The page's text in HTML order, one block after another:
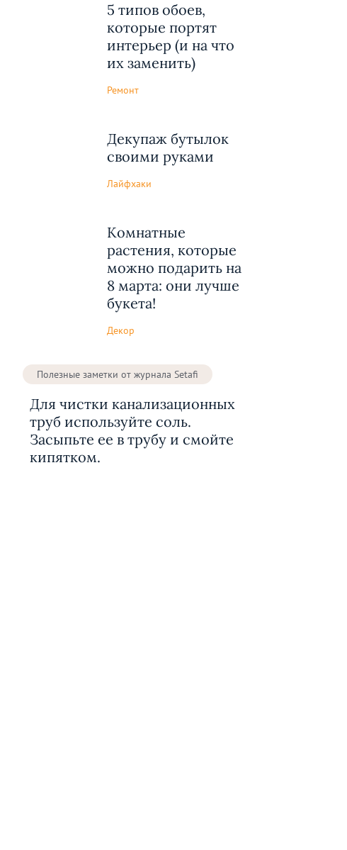
5 типов обоев,
которые портят
интерьер (и на что
их заменить)
Ремонт
Декупаж бутылок
своими руками
Лайфхаки
Комнатные
растения, которые
можно подарить на
8 марта: они лучше
букета!
Декор
Полезные заметки от журнала Setafi